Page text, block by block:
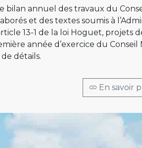
bilan annuel des travaux du
et des textes soumis à
13-1 de la loi Hoguet, projets
année d’exercice du
détails.
En savoir